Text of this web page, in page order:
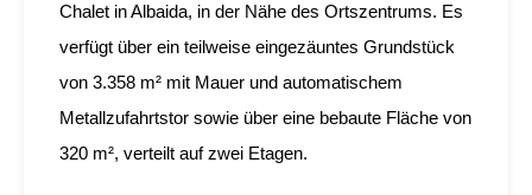
Chalet in Albaida, in der Nähe des Ortszentrums. Es
verfügt über ein teilweise eingezäuntes Grundstück
von 3.358 m² mit Mauer und automatischem
Metallzufahrtstor sowie über eine bebaute Fläche von
320 m², verteilt auf zwei Etagen.